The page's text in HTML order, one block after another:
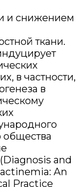
и снижением
ткани.
в частности,
в
общества
and
Аn
Practice